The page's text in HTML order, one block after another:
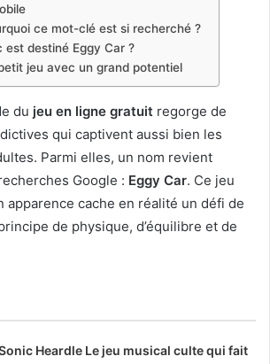
ce mot-clé est si recherché ?
est destiné Eggy Car ?
jeu avec un grand potentiel
du jeu en ligne gratuit regorge de
qui captivent aussi bien les
Parmi elles, un nom revient
Google : Eggy Car. Ce jeu
apparence cache en réalité un défi de
de physique, d’équilibre et de
Heardle Le jeu musical culte qui fait